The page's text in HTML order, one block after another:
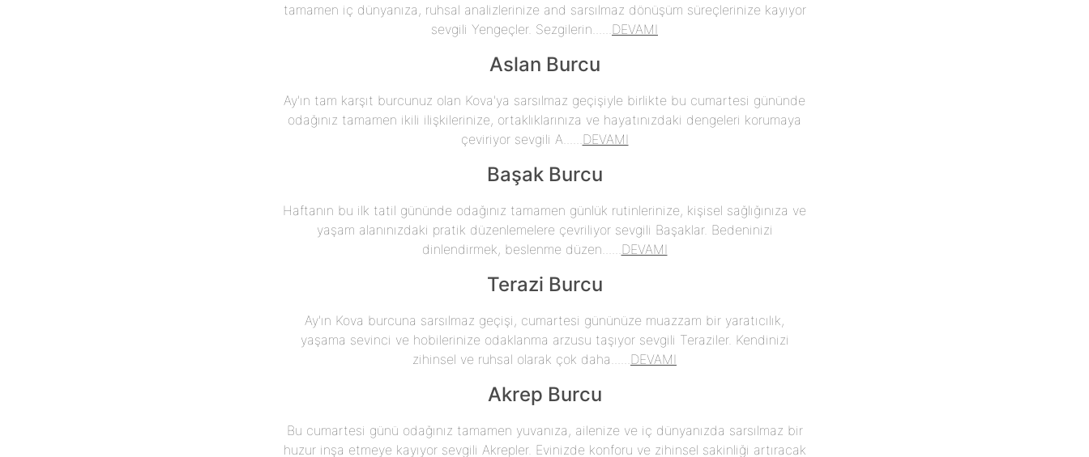
tamamen iç dünyanıza, ruhsal analizlerinize and sarsılmaz dönüşüm süreçlerinize kayıyor
sevgili Yengeçler. Sezgilerin...... DEVAMI
Aslan Burcu
Ay'ın tam karşıt burcunuz olan Kova'ya sarsılmaz geçişiyle birlikte bu cumartesi gününde
odağınız tamamen ikili ilişkilerinize, ortaklıklarınıza ve hayatınızdaki dengeleri korumaya
çeviriyor sevgili A...... DEVAMI
Başak Burcu
Haftanın bu ilk tatil gününde odağınız tamamen günlük rutinlerinize, kişisel sağlığınıza ve
yaşam alanınızdaki pratik düzenlemelere çevriliyor sevgili Başaklar. Bedeninizi
dinlendirmek, beslenme düzen...... DEVAMI
Terazi Burcu
Ay'ın Kova burcuna sarsılmaz geçişi, cumartesi gününüze muazzam bir yaratıcılık,
yaşama sevinci ve hobilerinize odaklanma arzusu taşıyor sevgili Teraziler. Kendinizi
zihinsel ve ruhsal olarak çok daha...... DEVAMI
Akrep Burcu
Bu cumartesi günü odağınız tamamen yuvanıza, ailenize ve iç dünyanızda sarsılmaz bir
huzur inşa etmeye kayıyor sevgili Akrepler. Evinizde konforu ve zihinsel sakinliği artıracak